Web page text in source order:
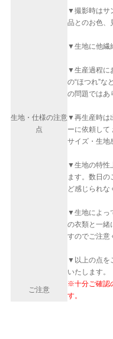
生地・仕様の注意
点
▼撮影時はサ
品とのお色、
▼生地に他繊
▼生産過程に
の“ほつれ”な
の問題ではあ
▼再生産時は
ーに依頼して
サイズ・生地
▼生地の特性
ます。数日の
ど感じられな
▼生地によっ
の衣類と一緒
すのでご注意
▼以上の点を
いたします。
ご注意
※十分ご確認
す。